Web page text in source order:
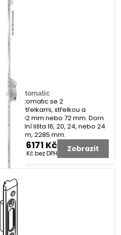
Automatic
Automatic se 2
střelkami, střelkou a
92 mm nebo 72 mm. Dorn
Čelní lišta 16, 20, 24, nebo 24
1935 mm, 2285 mm.
6171 Kč
5100 Kčbez DPH Zobrazit